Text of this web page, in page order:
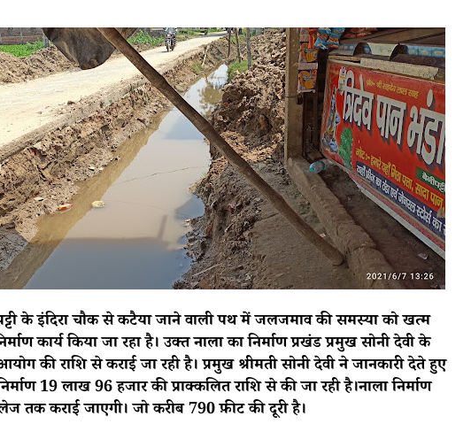
के इंदिरा चौक से कटैया जाने वाली पथ में जलजमाव की समस्या को खत्म
कार्य किया जा रहा है। उक्त नाला का निर्माण प्रखंड प्रमुख सोनी देवी के
की राशि से कराई जा रही है। प्रमुख श्रीमती सोनी देवी ने जानकारी देते हुए
19 लाख 96 हजार की प्राक्कलित राशि से की जा रही है।नाला निर्माण
तक कराई जाएगी। जो करीब 790 फ़ीट की दूरी है।